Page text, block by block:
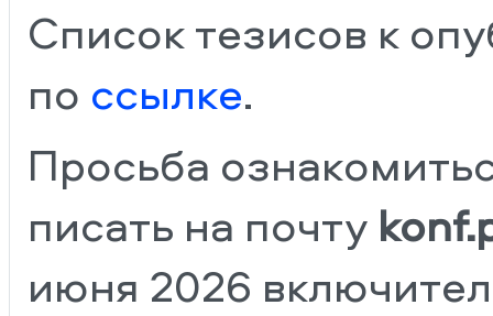
Список тезисов к
по ссылке.
Просьба
писать на почту
июня 2026